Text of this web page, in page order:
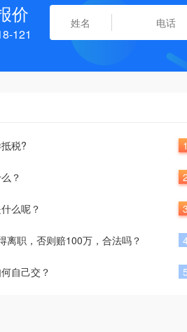
价
121
税?
？
么呢？
离职，否则赔100万，合法吗？
自己交？